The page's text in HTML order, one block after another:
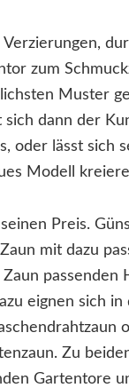
zum
Muster
sich dann der
oder lässt sich
Modell
Preis.
mit dazu
passenden
eignen sich
Zu
Gartentore